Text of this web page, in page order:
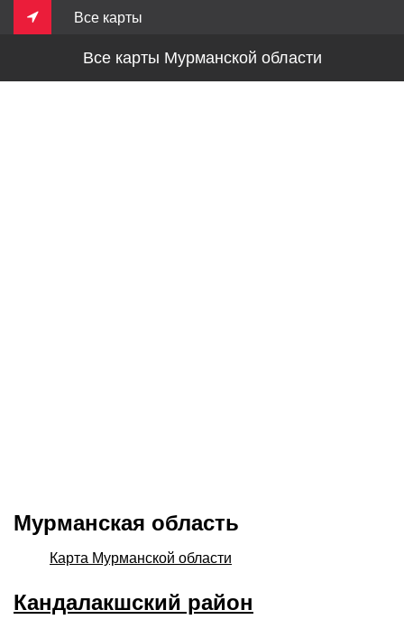
Все карты
Все карты Мурманской области
Мурманская область
Карта Мурманской области
Кандалакшский район